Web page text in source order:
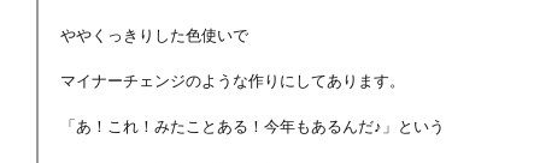
ややくっきりした色使いで
マイナーチェンジのような作りにしてあります。
「あ！これ！みたことある！今年もあるんだ♪」という